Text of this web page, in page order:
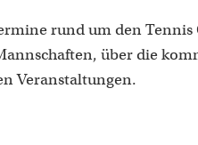
rund um den Tennis
über die
Veranstaltungen.